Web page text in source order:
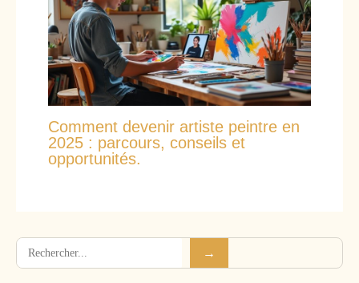
Comment devenir artiste peintre en
2025 : parcours, conseils et
opportunités.
Rechercher →